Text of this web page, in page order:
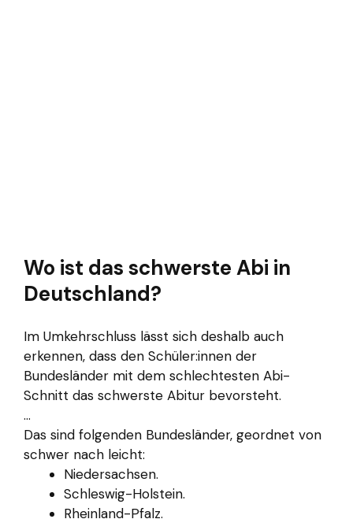
Wo ist das schwerste Abi in
Deutschland?
Im Umkehrschluss lässt sich deshalb auch
erkennen, dass den Schüler:innen der
Bundesländer mit dem schlechtesten Abi-
Schnitt das schwerste Abitur bevorsteht.
...
Das sind folgenden Bundesländer, geordnet von
schwer nach leicht:
Niedersachsen.
Schleswig-Holstein.
Rheinland-Pfalz.